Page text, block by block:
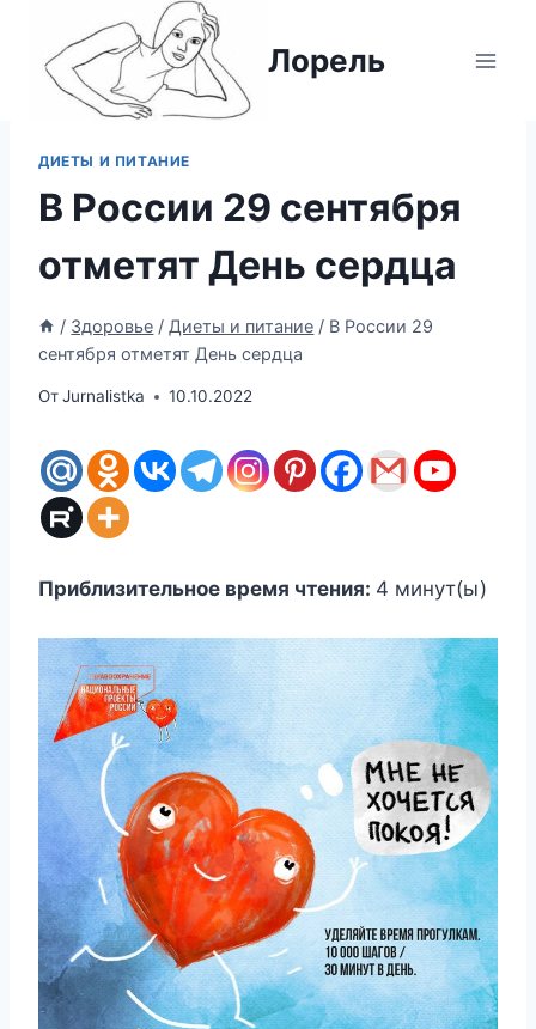
содержимому
Лорель
ДИЕТЫ И ПИТАНИЕ
В России 29 сентября
отметят День сердца
/ Здоровье / Диеты и питание / В России 29
сентября отметят День сердца
ОтJurnalistka 10.10.2022
Приблизительное время чтения: 4 минут(ы)